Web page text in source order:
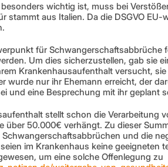
wichtig ist, muss bei
stammt aus Italien. Da die DSGVO EU-
für Schwangerschaftsabbrüche
Um dies sicherzustellen, gab sie
Krankenhausaufenthalt versucht,
wurde nur ihr Ehemann erreicht, der
und eine Besprechung mit ihr geplant
stellt schon die Verarbeitung
über 50.000€ verhängt. Zu dieser
und die
im Krankenhaus keine geeigneten
um eine solche Offenlegung zu